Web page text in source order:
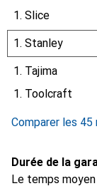
1. Slice
1. Stanley
1. Tajima
1. Toolcraft
Comparer les 45
Durée de la
Le temps